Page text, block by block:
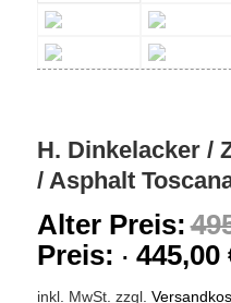
H. Dinkelacker /
/ Asphalt
Alter Preis:
Preis:
445,00
inkl. MwSt. zzgl.